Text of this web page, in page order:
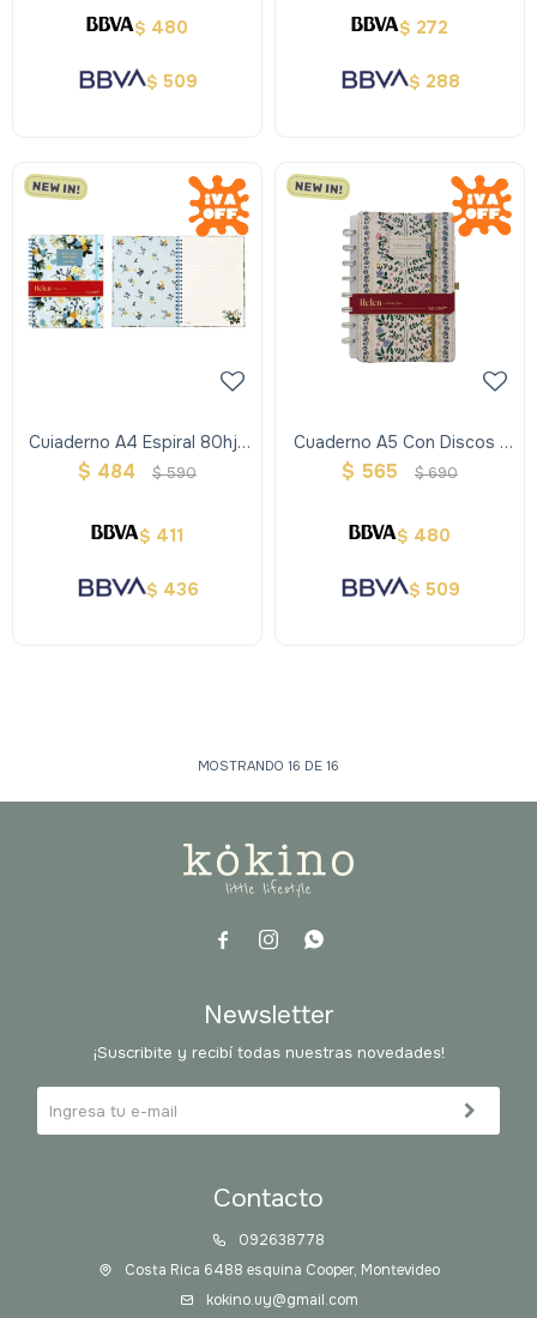
$ 480
$ 509
$ 272
$ 288
Cuiaderno A4 Espiral 80hjs
- Ibi Craft Helen
$ 484 $ 590
$ 411
$ 436
Cuaderno A5 Con Discos -
Ibi Craft Helen
$ 565 $690
$ 480
$ 509
MOSTRANDO 16 DE 16
  
Contacto
092638778
Costa Rica 6488 esquina Cooper, Montevideo
kokino.uy@gmail.com
Newsletter
¡Suscribite y recibí todas nuestras novedades!